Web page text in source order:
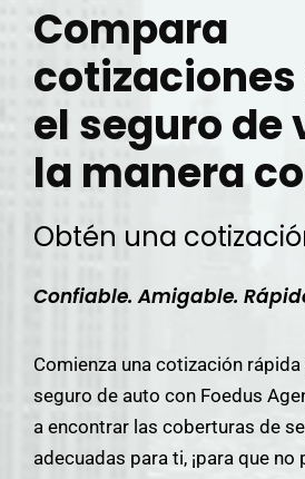
Compara
el seguro de
la manera
Obtén una
Confiable. Amigable.
Comienza una cotización
seguro de auto con Foedus
a encontrar las coberturas de
adecuadas para ti, ¡para que